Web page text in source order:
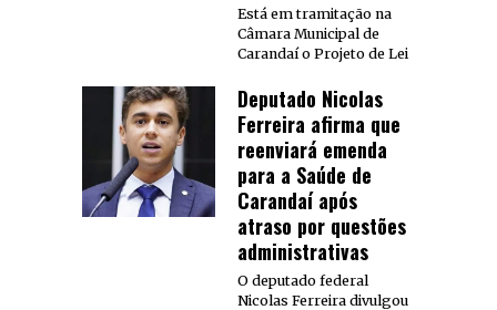
Está em tramitação na
Câmara Municipal de
Carandaí o Projeto de Lei
Deputado Nicolas
Ferreira afirma que
reenviará emenda
para a Saúde de
Carandaí após
atraso por questões
administrativas
O deputado federal
Nicolas Ferreira divulgou